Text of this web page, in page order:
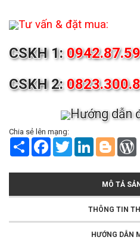
Tư vấn & đặt mua:
CSKH 1:
CSKH 2:
Hướng dẫn
Chia sẻ lên mạng:
S
r
F
e
o
T
t
r
L
k
I
n
B
g
g
e
r
P
r
e
s
MÔ TẢ
THÔNG TIN
HƯỚNG DẪN